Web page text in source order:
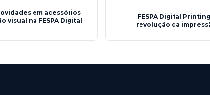
em acessórios
visual na FESPA Digital
FESPA Digital
revolução da